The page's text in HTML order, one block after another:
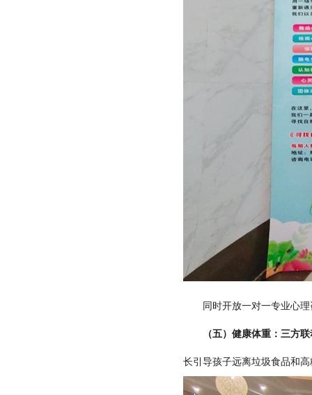
同时开放一对一专业心理
（五）健康体重：三方
长引导孩子远离垃圾食品和